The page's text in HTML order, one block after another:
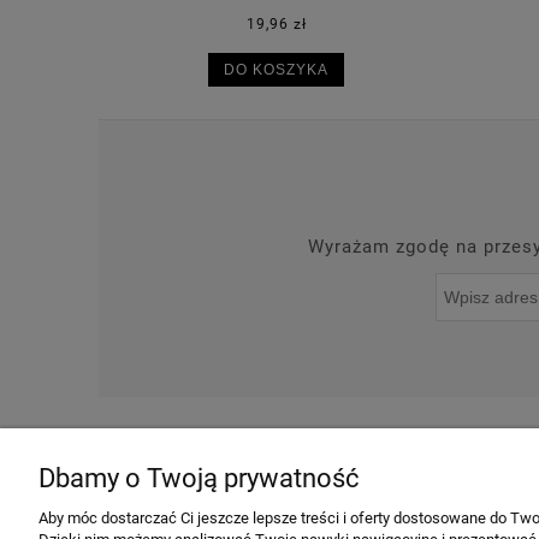
30,50 zł
DO KOSZYKA
Wyrażam zgodę na
O NAS NOWOŚCI
INFORMACJE
Dbamy o Twoją prywatność
Aby móc dostarczać Ci jeszcze lepsze treści i oferty dostosowane do